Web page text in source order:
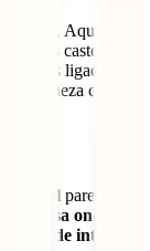
. Aqui vais
e os castelos
lugares ligados ao
riqueza cultural
parece
Casa onde
pontos de interesse